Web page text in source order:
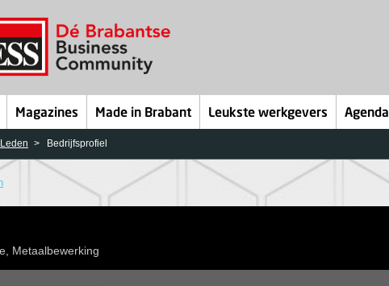
Magazines Made in Brabant Leukste werkgevers Agenda
Leden Bedrijfsprofiel
Metaalbewerking